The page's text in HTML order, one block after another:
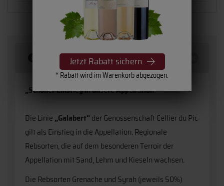
Jetzt Rabatt sichern
* Rabatt wird im Warenkorb abgezogen.
Beschreibung
„Schöner Einstieg in unsere Appellation“
Die Linie „Galabert“der Genossenschaft Cellier du Pic
gilt als Einstieg in die Appellation. Regionale
Rebsorten, die auf dem besonderen Terroir der
Appellation mit Sand, Lehm und Kieseln wachsen.
Die Rebsorten Grenache und Syrah (jeweils 50%)